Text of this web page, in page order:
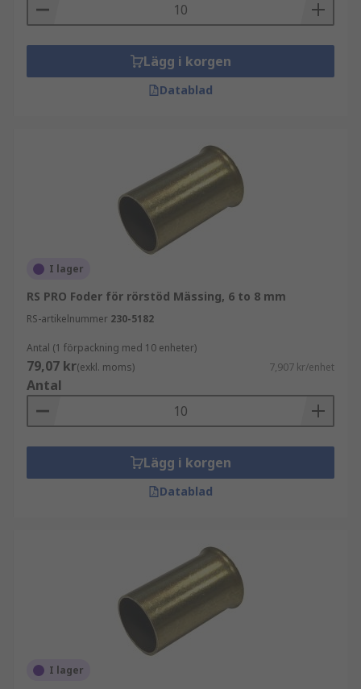
mot kemikalier.
Lägg i korgen
Datablad
I lager
RS PRO Foder för rörstöd Mässing, 6 to 8 mm
RS-artikelnummer 230-5182
Antal (1 förpackning med 10 enheter)
79,07 kr(exkl. moms) 7,907 kr/enhet
Antal
Lägg i korgen
Datablad
I lager